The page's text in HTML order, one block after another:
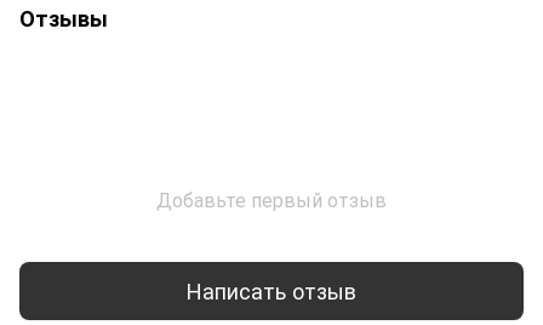
Отзывы
Добавьте первый отзыв
Написать отзыв